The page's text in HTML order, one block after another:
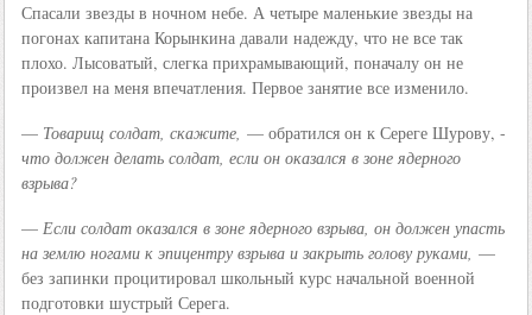
Спасали звезды в ночном небе. А четыре маленькие звезды на
погонах капитана Корынкина давали надежду, что не все так
плохо. Лысоватый, слегка прихрамывающий, поначалу он не
произвел на меня впечатления. Первое занятие все изменило.
— Товарищ солдат, скажите, — обратился он к Сереге Шурову, -
что должен делать солдат, если он оказался в зоне ядерного
взрыва?
— Если солдат оказался в зоне ядерного взрыва, он должен упасть
на землю ногами к эпицентру взрыва и закрыть голову руками, —
без запинки процитировал школьный курс начальной военной
подготовки шустрый Серега.